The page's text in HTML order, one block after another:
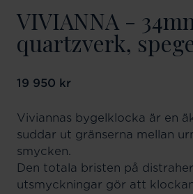
VIVIANNA -
quartzverk,
Pris:19 950 kr
19 950 kr
Viviannas bygelklocka är en
suddar ut gränserna mellan
smycken.
Den totala bristen på
utsmyckningar gör att